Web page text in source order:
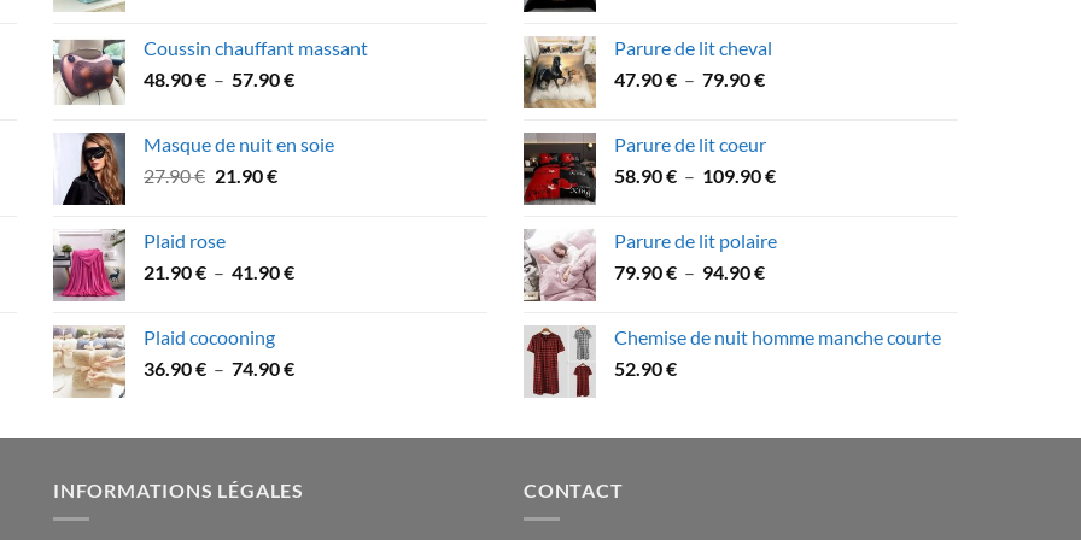
32.90 €
à
Coussin chauffant massant
48.90€ – 57.90€Plage
48.90 €
Masque de nuit en soie
27.90€ Le
était :
27.90 €.
21.90€Le
21.90 €.
Plaid rose
21.90€ – 41.90€Plage
à
Plaid cocooning
36.90€ – 74.90€Plage
36.90 €
74.90 €
49.90 €
à
Parure de lit cheval
47.90€ – 79.90€Plage
à
Parure de lit coeur
58.90€ – 109.90€Plage
58.90 €
Parure de lit polaire
79.90€ – 94.90€Plage
79.90 €
Chemise de nuit homme manche courte
52.90€
INFORMATIONS LÉGALES CONTACT